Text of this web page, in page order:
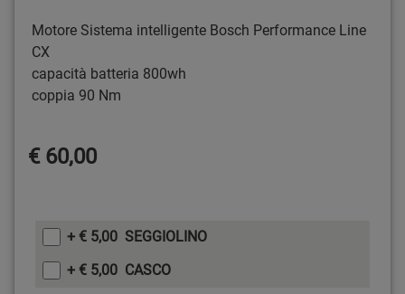
Motore Sistema intelligente Bosch Performance Line
CX
capacità batteria 800wh
coppia 90 Nm
€ 60,00
+ € 5,00 SEGGIOLINO
+ € 5,00 CASCO